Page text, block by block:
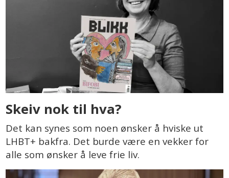
Skeiv nok til hva?
Det kan synes som noen ønsker å hviske ut
LHBT+ bakfra. Det burde være en vekker for
alle som ønsker å leve frie liv.